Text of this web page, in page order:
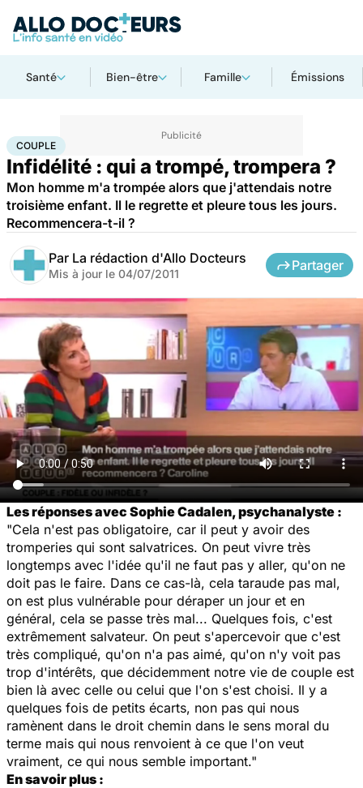
Santé Bien-être Famille Émissions
Accueil Bien-être
COUPLE
Infidélité : qui a trompé, trompera ?
Mon homme m'a trompée alors que j'attendais notre
troisième enfant. Il le regrette et pleure tous les jours.
Recommencera-t-il ?
Par La rédaction d'Allo Docteurs
Mis à jour le 04/07/2011
Partager
Les réponses avec Sophie Cadalen, psychanalyste :
"Cela n'est pas obligatoire, car il peut y avoir des
tromperies qui sont salvatrices. On peut vivre très
longtemps avec l'idée qu'il ne faut pas y aller, qu'on ne
doit pas le faire. Dans ce cas-là, cela taraude pas mal,
on est plus vulnérable pour déraper un jour et en
général, cela se passe très mal... Quelques fois, c'est
extrêmement salvateur. On peut s'apercevoir que c'est
très compliqué, qu'on n'a pas aimé, qu'on n'y voit pas
trop d'intérêts, que décidemment notre vie de couple est
bien là avec celle ou celui que l'on s'est choisi. Il y a
quelques fois de petits écarts, non pas qui nous
ramènent dans le droit chemin dans le sens moral du
terme mais qui nous renvoient à ce que l'on veut
vraiment, ce qui nous semble important."
En savoir plus :